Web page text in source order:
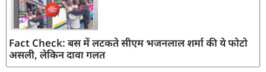
Fact Check: बस में लटकते सीएम भजनलाल शर्मा की ये फोटो
असली, लेकिन दावा गलत